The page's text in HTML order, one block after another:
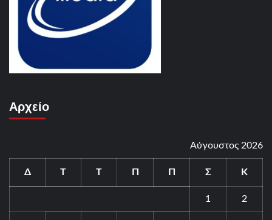
Αρχείο
Αύγουστος 2026
Δ Τ Τ Π Π Σ Κ
1 2